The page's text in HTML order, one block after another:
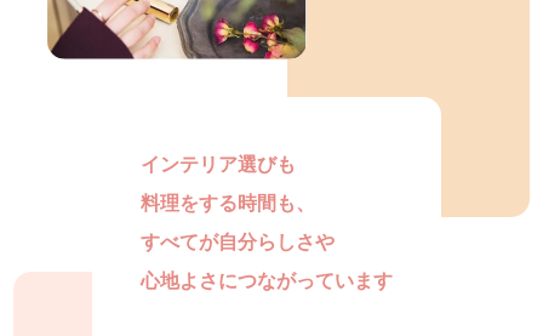
インテリア選びも
料理をする時間も、
すべてが自分らしさや
心地よさにつながっています